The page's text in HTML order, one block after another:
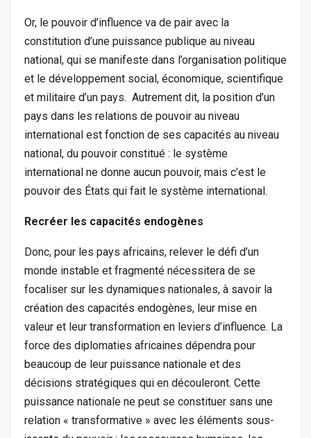
Or, le pouvoir d’influence va de pair avec la
constitution d’une puissance publique au niveau
national, qui se manifeste dans l’organisation politique
et le développement social, économique, scientifique
et militaire d’un pays. Autrement dit, la position d’un
pays dans les relations de pouvoir au niveau
international est fonction de ses capacités au niveau
national, du pouvoir constitué : le système
international ne donne aucun pouvoir, mais c’est le
pouvoir des États qui fait le système international.
Recréer les capacités endogènes
Donc, pour les pays africains, relever le défi d’un
monde instable et fragmenté nécessitera de se
focaliser sur les dynamiques nationales, à savoir la
création des capacités endogènes, leur mise en
valeur et leur transformation en leviers d’influence. La
force des diplomaties africaines dépendra pour
beaucoup de leur puissance nationale et des
décisions stratégiques qui en découleront. Cette
puissance nationale ne peut se constituer sans une
relation « transformative » avec les éléments sous-